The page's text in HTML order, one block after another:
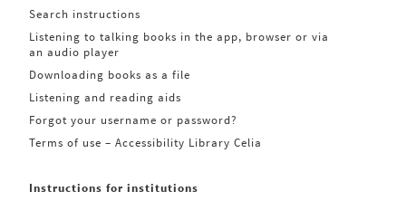
Search instructions
Listening to talking books in the app, browser or via
an audio player
Downloading books as a file
Listening and reading aids
Forgot your username or password?
Terms of use – Accessibility Library Celia
Instructions for institutions